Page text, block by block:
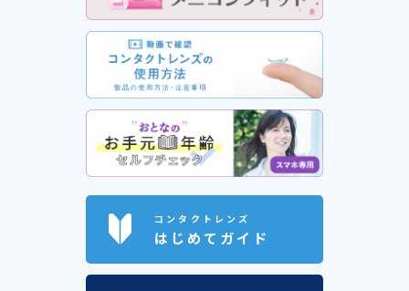
コンタクトレンズ
はじめてガイド